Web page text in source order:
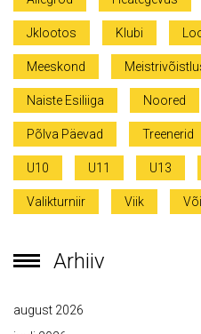
Jklootos Klubi
Meeskond
Naiste Esiliiga Noored
Põlva Päevad Treenerid
U10 U11 U13
Valikturniir Viik
Arhiiv
august 2026